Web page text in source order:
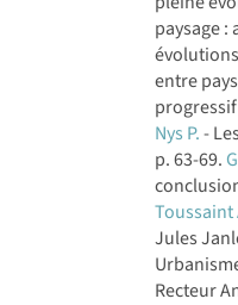
paysage :
entre
Nys P.-
p. 63-69.
Jules
Recteur